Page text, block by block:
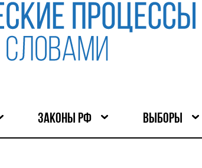
ЗАКОНЫ РФ ВЫБОРЫ